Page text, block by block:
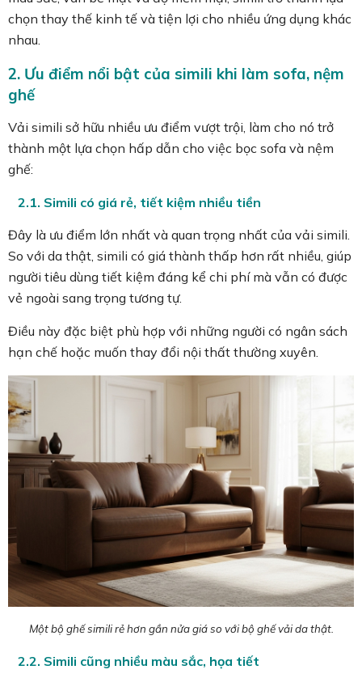
chọn thay thế kinh tế và tiện lợi cho nhiều ứng dụng khác
nhau.
2. Ưu điểm nổi bật của simili khi làm sofa, nệm
ghế
Vải simili sở hữu nhiều ưu điểm vượt trội, làm cho nó trở
thành một lựa chọn hấp dẫn cho việc bọc sofa và nệm
ghế:
2.1. Simili có giá rẻ, tiết kiệm nhiều tiền
Đây là ưu điểm lớn nhất và quan trọng nhất của vải simili.
So với da thật, simili có giá thành thấp hơn rất nhiều, giúp
người tiêu dùng tiết kiệm đáng kể chi phí mà vẫn có được
vẻ ngoài sang trọng tương tự.
Điều này đặc biệt phù hợp với những người có ngân sách
hạn chế hoặc muốn thay đổi nội thất thường xuyên.
Một bộ ghế simili rẻ hơn gần nửa giá so với bộ ghế vải da thật.
2.2. Simili cũng nhiều màu sắc, họa tiết